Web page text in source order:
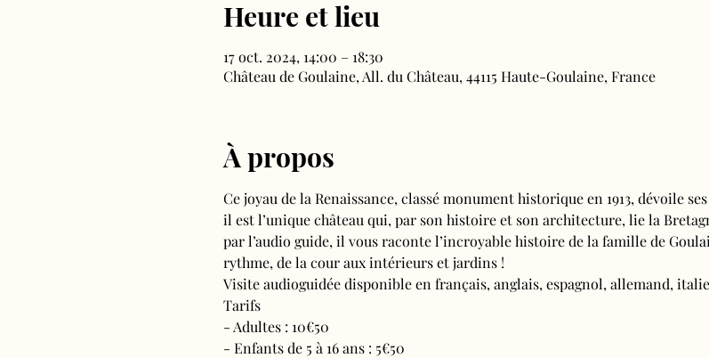
Heure et lieu
17 oct. 2024, 14:00 – 18:30
Château de Goulaine, All. du Château, 44115 Haute-Goulaine, France
À propos
Ce joyau de la Renaissance, classé monument historique en 1913, dévoile
il est l’unique château qui, par son histoire et son architecture, lie la
par l’audio guide, il vous raconte l’incroyable histoire de la famille de
rythme, de la cour aux intérieurs et jardins !
Visite audioguidée disponible en français, anglais, espagnol, allemand,
Tarifs
- Adultes : 10€50
- Enfants de 5 à 16 ans : 5€50